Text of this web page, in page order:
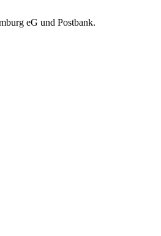
eG und Postbank.